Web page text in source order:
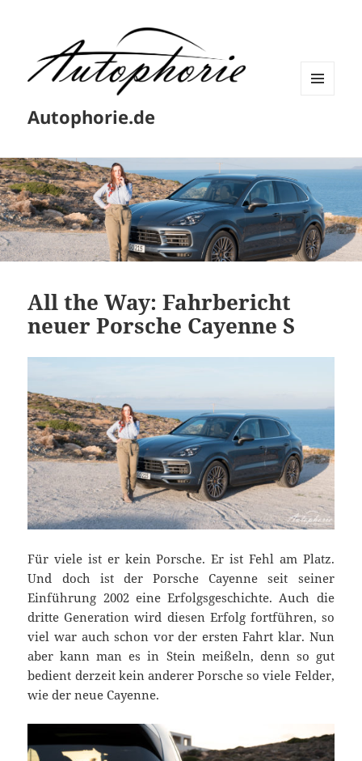
Autophorie.de
All the Way: Fahrbericht
neuer Porsche Cayenne S
Für viele ist er kein Porsche. Er ist Fehl am Platz.
Und doch ist der Porsche Cayenne seit seiner
Einführung 2002 eine Erfolgsgeschichte. Auch die
dritte Generation wird diesen Erfolg fortführen, so
viel war auch schon vor der ersten Fahrt klar. Nun
aber kann man es in Stein meißeln, denn so gut
bedient derzeit kein anderer Porsche so viele Felder,
wie der neue Cayenne.